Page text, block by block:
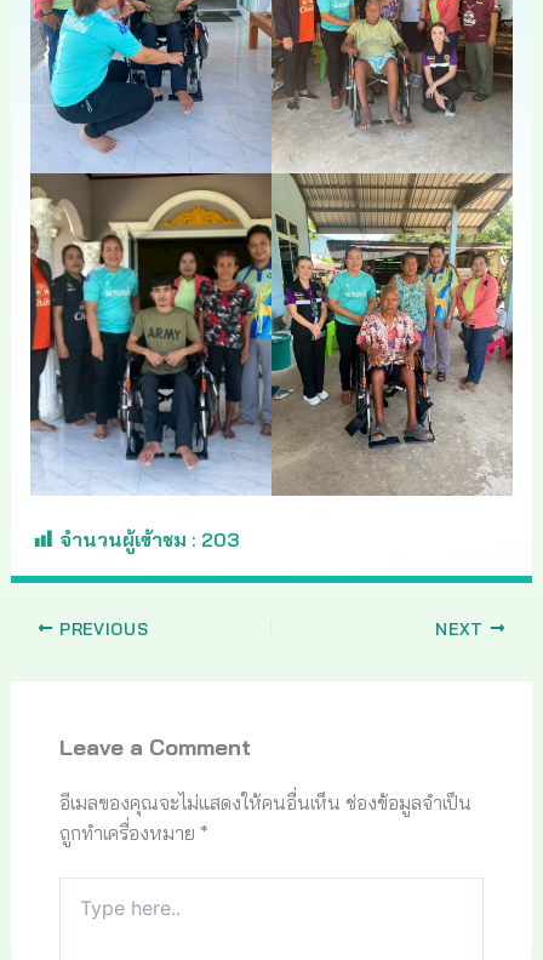
จำนวนผู้เข้าชม : 203
PREVIOUS NEXT
Leave a Comment
อีเมลของคุณจะไม่แสดงให้คนอื่นเห็น ช่องข้อมูลจำเป็น
ถูกทำเครื่องหมาย *
here..